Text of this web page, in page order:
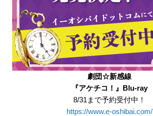
劇団☆新感線
『アケチコ！』Blu-ray
8/31まで予約受付中！
https://www.e-oshibai.com/